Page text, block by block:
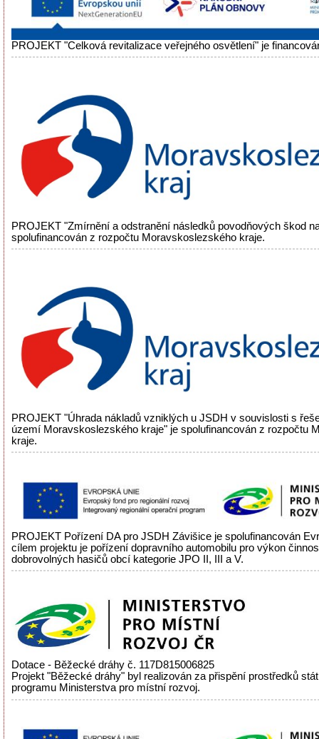
PROJEKT "Celková revitalizace veřejného osvětlení" je
PROJEKT "Zmírnění a odstranění následků povodňových škod
spolufinancován z rozpočtu Moravskoslezského kraje.
PROJEKT "Úhrada nákladů vzniklých u JSDH v souvislosti s
území Moravskoslezského kraje" je spolufinancován z rozpočtu
kraje.
PROJEKT Pořízení DA pro JSDH Závišice je spolufinancován
cílem projektu je pořízení dopravního automobilu pro výkon
dobrovolných hasičů obcí kategorie JPO II, III a V.
Dotace - Běžecké dráhy č. 117D815006825
Projekt "Běžecké dráhy" byl realizován za přispění prostředků
programu Ministerstva pro místní rozvoj.